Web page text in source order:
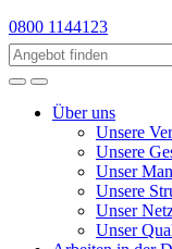
0800 1144123
Über uns
Unsere
Unsere
Unser
Unsere
Unser
Unser